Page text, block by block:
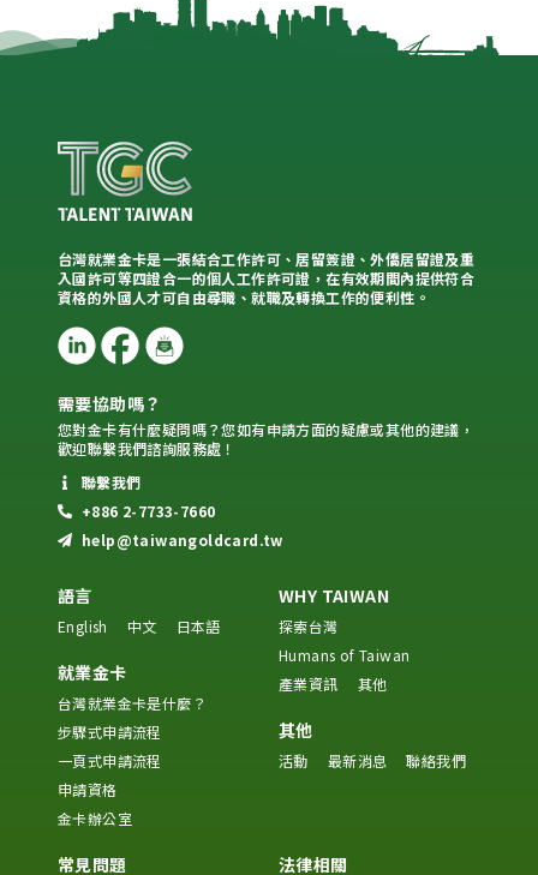
台灣就業金卡是一張結合工作許可、居留簽證、外僑居留證及重
入國許可等四證合一的個人工作許可證，在有效期間內提供符合
資格的外國人才可自由尋職、就職及轉換工作的便利性。
需要協助嗎？
您對金卡有什麼疑問嗎？您如有申請方面的疑慮或其他的建議，
歡迎聯繫我們諮詢服務處！
聯繫我們
+886 2-7733-7660
help@taiwangoldcard.tw
語言
English 中文 日本語
就業金卡
台灣就業金卡是什麼？
步驟式申請流程
一頁式申請流程
申請資格
金卡辦公室
WHY TAIWAN
探索台灣
Humans of Taiwan
產業資訊
其他
其他
活動 最新消息 聯絡我們
常見問題 法律相關